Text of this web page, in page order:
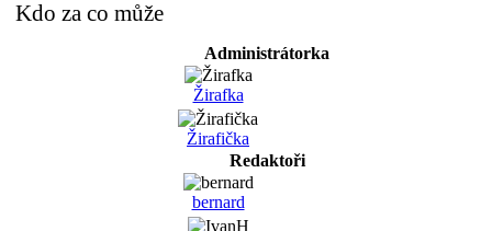
Kdo za co může
Administrátorka
Žirafka
Žirafička
Redaktoři
bernard